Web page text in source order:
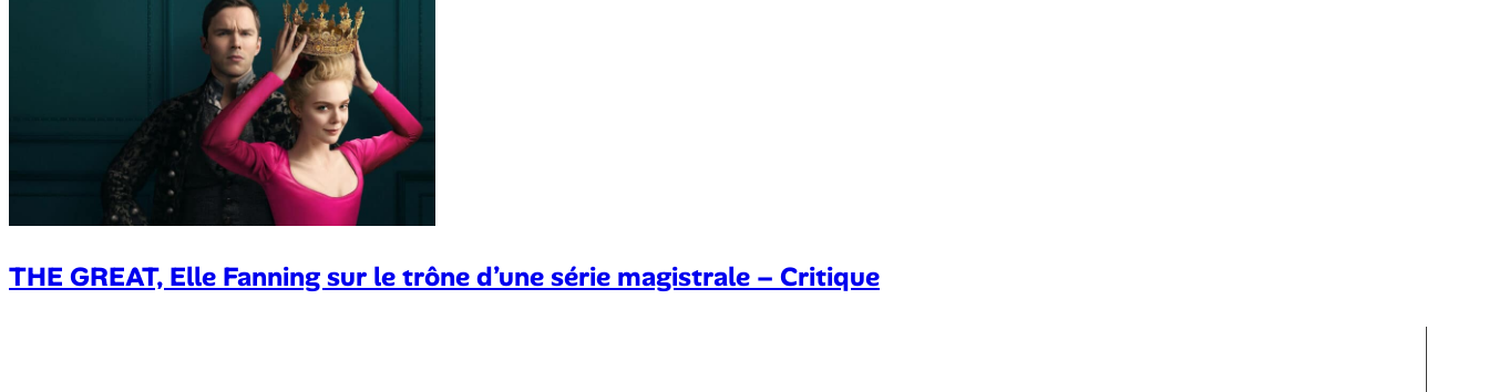
THE GREAT, Elle Fanning sur le trône d’une série magistrale – Critique